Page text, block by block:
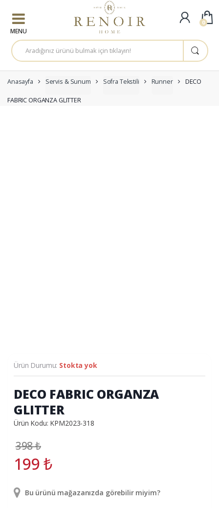
A
r
a
a
:
Anasayfa Servis & Sunum Sofra Tekstili Runner DECO
FABRIC ORGANZA GLITTER
Ürün Durumu: Stokta yok
DECO FABRIC ORGANZA
GLITTER
Ürün Kodu: KPM2023-318
398₺
199₺
Bu ürünü mağazanızda görebilir miyim?
0